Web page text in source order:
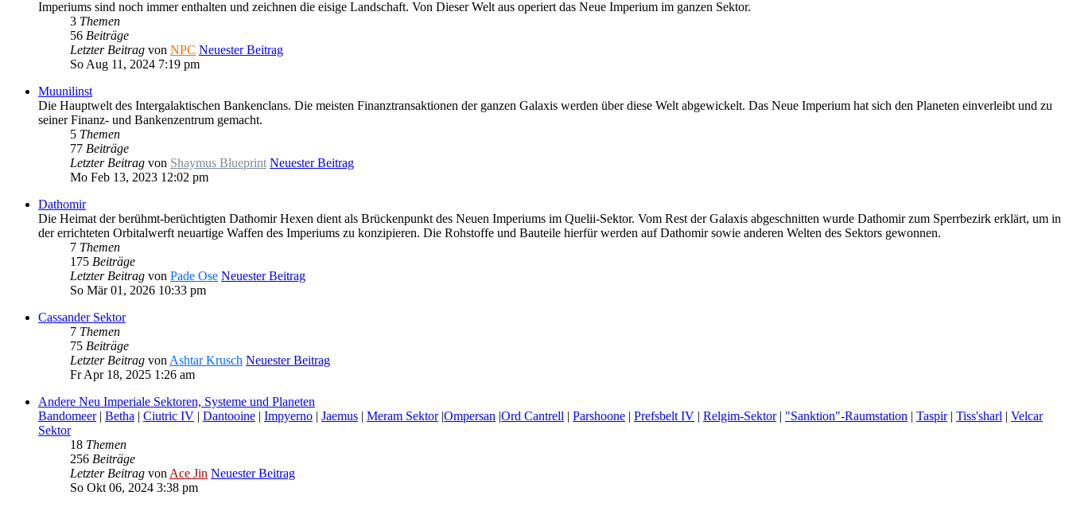
Imperiums sind noch immer enthalten und zeichnen die eisige Landschaft. Von Dieser Welt aus operiert das Neue Imperium im ganzen Sektor.
3 Themen
56 Beiträge
Letzter Beitrag von NPC Neuester Beitrag
So Aug 11, 2024 7:19 pm
Muunilinst
Die Hauptwelt des Intergalaktischen Bankenclans. Die meisten Finanztransaktionen der ganzen Galaxis werden über diese Welt abgewickelt. Das Neue Imperium hat sich den Planeten einverleibt und zu
seiner Finanz- und Bankenzentrum gemacht.
5 Themen
77 Beiträge
Letzter Beitrag von Shaymus Blueprint Neuester Beitrag
Mo Feb 13, 2023 12:02 pm
Dathomir
Die Heimat der berühmt-berüchtigten Dathomir Hexen dient als Brückenpunkt des Neuen Imperiums im Quelii-Sektor. Vom Rest der Galaxis abgeschnitten wurde Dathomir zum Sperrbezirk erklärt, um in
der errichteten Orbitalwerft neuartige Waffen des Imperiums zu konzipieren. Die Rohstoffe und Bauteile hierfür werden auf Dathomir sowie anderen Welten des Sektors gewonnen.
7 Themen
175 Beiträge
Letzter Beitrag von Pade Ose Neuester Beitrag
So Mär 01, 2026 10:33 pm
Cassander Sektor
7 Themen
75 Beiträge
Letzter Beitrag von Ashtar Krusch Neuester Beitrag
Fr Apr 18, 2025 1:26 am
Andere Neu Imperiale Sektoren, Systeme und Planeten
Bandomeer| Betha | Ciutric IV | Dantooine | Impyerno | Jaemus | Meram Sektor|Ompersan |Ord Cantrell | Parshoone | Prefsbelt IV | Relgim-Sektor| "Sanktion"-Raumstation | Taspir| Tiss'sharl | Velcar
Sektor
18 Themen
256 Beiträge
Letzter Beitrag von Ace Jin Neuester Beitrag
So Okt 06, 2024 3:38 pm